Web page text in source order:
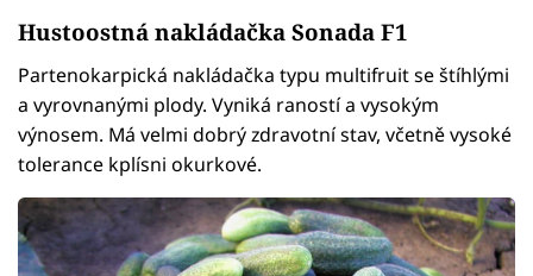
Hustoostná nakládačka Sonada F1
Partenokarpická nakládačka typu multifruit se štíhlými
a vyrovnanými plody. Vyniká raností a vysokým
výnosem. Má velmi dobrý zdravotní stav, včetně vysoké
tolerance kplísni okurkové.